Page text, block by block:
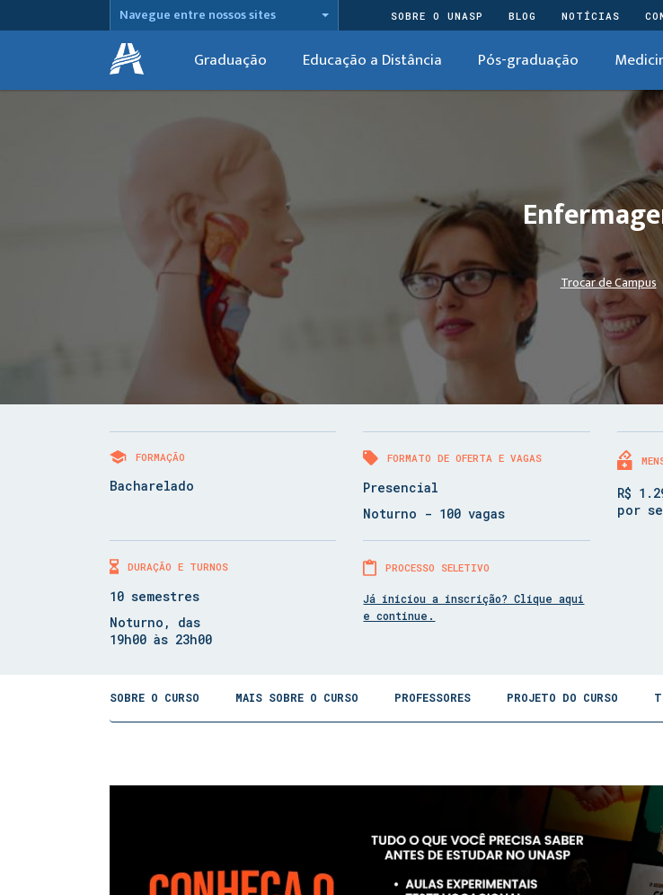
Navegue entre nossos sites SOBRE O UNASP BLOG NOTÍCIAS
Graduação Educação a Distância Pós-graduação
Trocar de Campus
FORMAÇÃO
Bacharelado
FORMATO DE OFERTA E VAGAS
Presencial
Noturno - 100 vagas
R$
por
DURAÇÃO E TURNOS
10 semestres
Noturno, das
19h00 às 23h00
PROCESSO SELETIVO
Já iniciou a inscrição? Clique aqui
e continue.
SOBRE O CURSO MAIS SOBRE O CURSO PROFESSORES PROJETO DO CURSO